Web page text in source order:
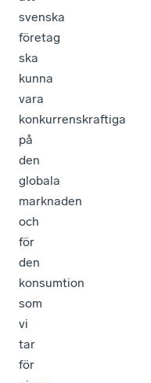
svenska
företag
ska
kunna
vara
konkurrenskraftiga
på
den
globala
marknaden
och
för
den
konsumtion
som
vi
tar
för